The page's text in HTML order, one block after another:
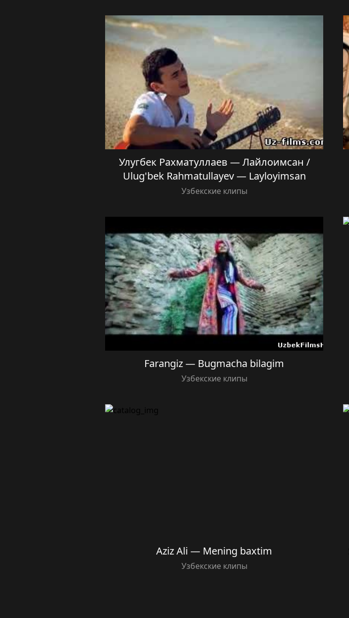
Улугбек Рахматуллаев — Лайлоимсан /
Ulug'bek Rahmatullayev — Layloyimsan
Узбекские клипы
Farangiz — Bugmacha bilagim
Узбекские клипы
Aziz Ali — Mening baxtim
Узбекские клипы